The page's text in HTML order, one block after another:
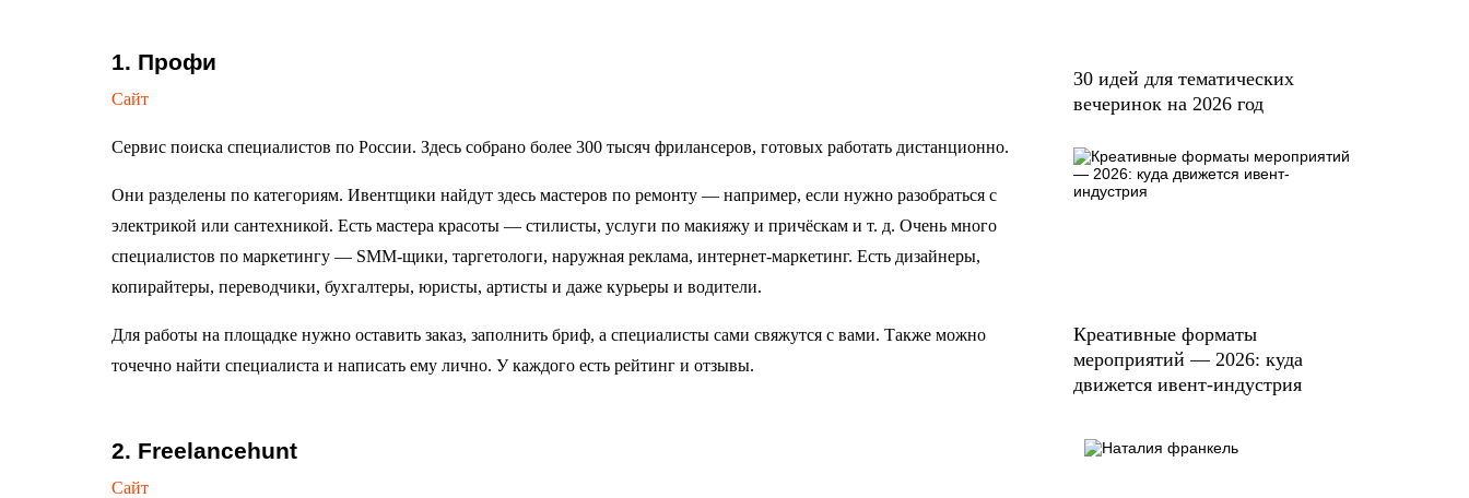
1. Профи
Сайт
Сервис поиска специалистов по России. Здесь собрано более 300 тысяч фрилансеров, готовых работать дистанционно.
Они разделены по категориям. Ивентщики найдут здесь мастеров по ремонту — например, если нужно разобраться с
электрикой или сантехникой. Есть мастера красоты — стилисты, услуги по макияжу и причёскам и т. д. Очень много
специалистов по маркетингу — SMM-щики, таргетологи, наружная реклама, интернет-маркетинг. Есть дизайнеры,
копирайтеры, переводчики, бухгалтеры, юристы, артисты и даже курьеры и водители.
Для работы на площадке нужно оставить заказ, заполнить бриф, а специалисты сами свяжутся с вами. Также можно
точечно найти специалиста и написать ему лично. У каждого есть рейтинг и отзывы.
2. Freelancehunt
Сайт
30 идей для тематических
вечеринок на 2026 год
Креативные форматы
мероприятий — 2026: куда
движется ивент-индустрия